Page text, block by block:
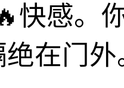
快感。
在门外